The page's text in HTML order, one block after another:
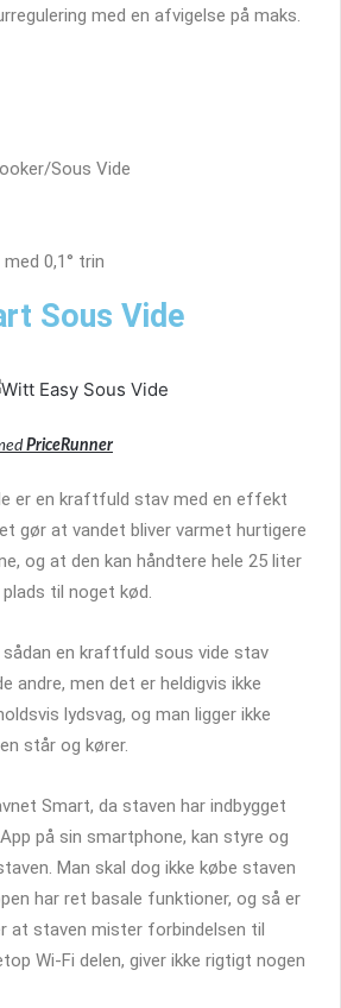
med en afvigelse på maks.
Sous Vide
0,1° trin
Sous Vide
PriceRunner
er en kraftfuld stav med en effekt
gør at vandet bliver varmet hurtigere
og at den kan håndtere hele 25 liter
til noget kød.
en kraftfuld sous vide stav
andre, men det er heldigvis ikke
lydsvag, og man ligger ikke
står og kører.
Smart, da staven har indbygget
på sin smartphone, kan styre og
Man skal dog ikke købe staven
har ret basale funktioner, og så er
at staven mister forbindelsen til
Wi-Fi delen, giver ikke rigtigt nogen